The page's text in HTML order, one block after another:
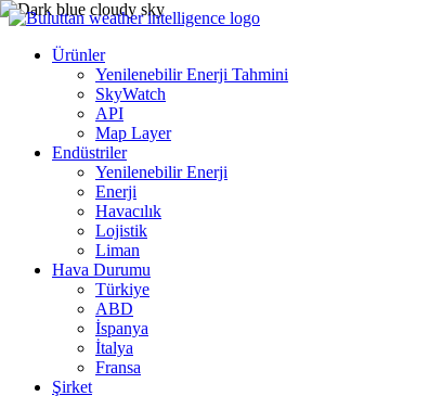
Ürünler
Yenilenebilir Enerji Tahmini
SkyWatch
API
Map Layer
Endüstriler
Yenilenebilir Enerji
Enerji
Havacılık
Lojistik
Liman
Hava Durumu
Türkiye
ABD
İspanya
İtalya
Fransa
Şirket